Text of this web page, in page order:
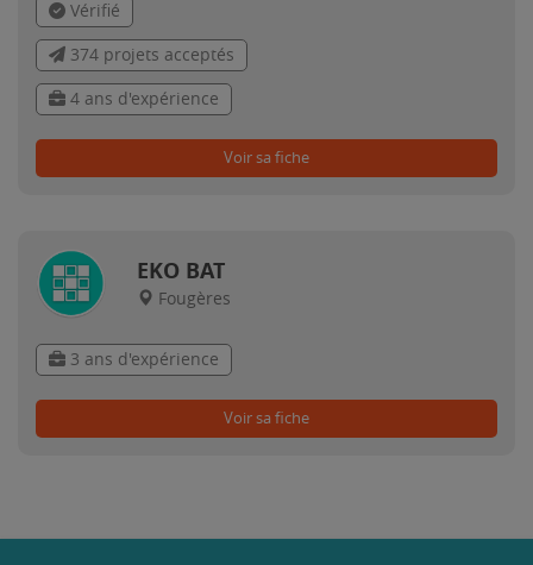
Vérifié
374 projets acceptés
4 ans d'expérience
Voir sa fiche
EKO BAT
Fougères
3 ans d'expérience
Voir sa fiche